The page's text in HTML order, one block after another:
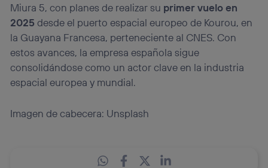
Miura 5, con planes de realizar su primer vuelo en
2025 desde el puerto espacial europeo de Kourou, en
la Guayana Francesa, perteneciente al CNES. Con
estos avances, la empresa española sigue
consolidándose como un actor clave en la industria
espacial europea y mundial.
Imagen de cabecera: Unsplash